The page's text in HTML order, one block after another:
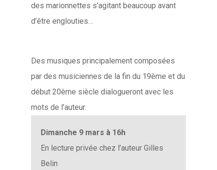
des marionnettes s’agitant beaucoup avant
d’être englouties…
Des musiques principalement composées
par des musiciennes de la fin du 19ème et du
début 20ème siècle dialogueront avec les
mots de l’auteur.
Dimanche 9 mars à 16h
En lecture privée chez l’auteur Gilles
Belin